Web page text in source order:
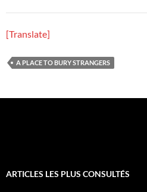
[Translate]
A PLACE TO BURY STRANGERS
ARTICLES LES PLUS CONSULTÉS